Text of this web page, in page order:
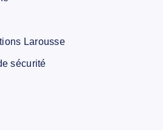
Larousse
sécurité